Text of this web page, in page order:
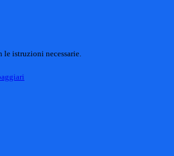
istruzioni necessarie.